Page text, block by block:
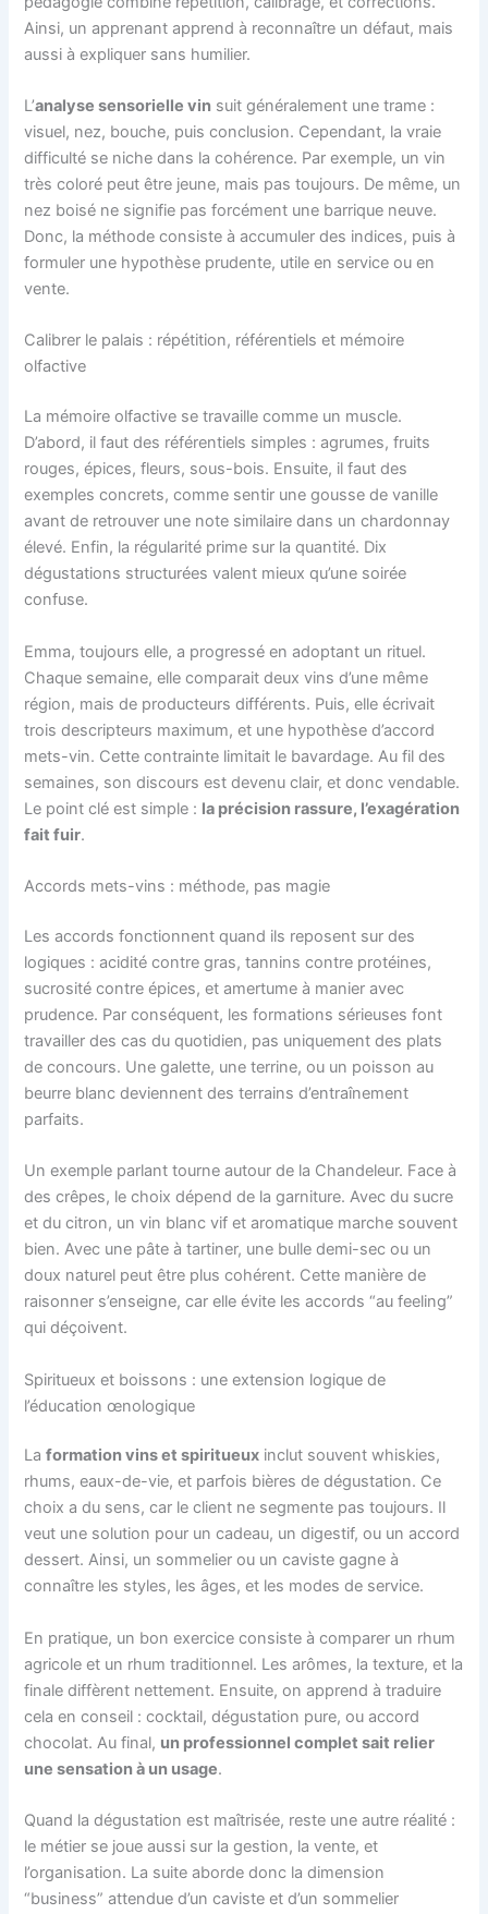
Ainsi, un apprenant apprend à reconnaître un défaut, mais
aussi à expliquer sans humilier.
L’analyse sensorielle vin suit généralement une trame :
visuel, nez, bouche, puis conclusion. Cependant, la vraie
difficulté se niche dans la cohérence. Par exemple, un vin
très coloré peut être jeune, mais pas toujours. De même, un
nez boisé ne signifie pas forcément une barrique neuve.
Donc, la méthode consiste à accumuler des indices, puis à
formuler une hypothèse prudente, utile en service ou en
vente.
Calibrer le palais : répétition, référentiels et mémoire
olfactive
La mémoire olfactive se travaille comme un muscle.
D’abord, il faut des référentiels simples : agrumes, fruits
rouges, épices, fleurs, sous-bois. Ensuite, il faut des
exemples concrets, comme sentir une gousse de vanille
avant de retrouver une note similaire dans un chardonnay
élevé. Enfin, la régularité prime sur la quantité. Dix
dégustations structurées valent mieux qu’une soirée
confuse.
Emma, toujours elle, a progressé en adoptant un rituel.
Chaque semaine, elle comparait deux vins d’une même
région, mais de producteurs différents. Puis, elle écrivait
trois descripteurs maximum, et une hypothèse d’accord
mets-vin. Cette contrainte limitait le bavardage. Au fil des
semaines, son discours est devenu clair, et donc vendable.
Le point clé est simple : la précision rassure, l’exagération
fait fuir.
Accords mets-vins : méthode, pas magie
Les accords fonctionnent quand ils reposent sur des
logiques : acidité contre gras, tannins contre protéines,
sucrosité contre épices, et amertume à manier avec
prudence. Par conséquent, les formations sérieuses font
travailler des cas du quotidien, pas uniquement des plats
de concours. Une galette, une terrine, ou un poisson au
beurre blanc deviennent des terrains d’entraînement
parfaits.
Un exemple parlant tourne autour de la Chandeleur. Face à
des crêpes, le choix dépend de la garniture. Avec du sucre
et du citron, un vin blanc vif et aromatique marche souvent
bien. Avec une pâte à tartiner, une bulle demi-sec ou un
doux naturel peut être plus cohérent. Cette manière de
raisonner s’enseigne, car elle évite les accords “au feeling”
qui déçoivent.
Spiritueux et boissons : une extension logique de
l’éducation œnologique
Laformation vins et spiritueux inclut souvent whiskies,
rhums, eaux-de-vie, et parfois bières de dégustation. Ce
choix a du sens, car le client ne segmente pas toujours. Il
veut une solution pour un cadeau, un digestif, ou un accord
dessert. Ainsi, un sommelier ou un caviste gagne à
connaître les styles, les âges, et les modes de service.
En pratique, un bon exercice consiste à comparer un rhum
agricole et un rhum traditionnel. Les arômes, la texture, et la
finale diffèrent nettement. Ensuite, on apprend à traduire
cela en conseil : cocktail, dégustation pure, ou accord
chocolat. Au final, un professionnel complet sait relier
une sensation à un usage.
Quand la dégustation est maîtrisée, reste une autre réalité :
le métier se joue aussi sur la gestion, la vente, et
l’organisation. La suite aborde donc la dimension
“business” attendue d’un caviste et d’un sommelier